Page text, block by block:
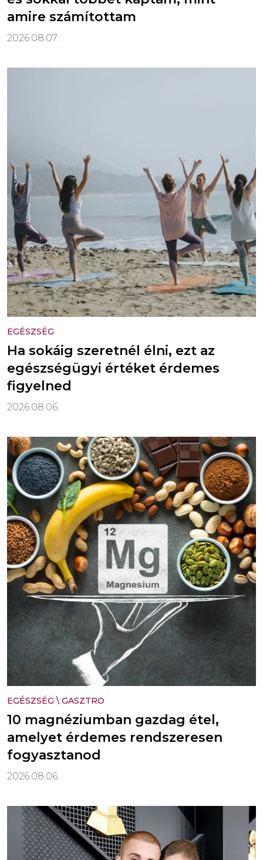
amire számítottam
2026.08.07.
EGÉSZSÉG
Ha sokáig szeretnél élni, ezt az
egészségügyi értéket érdemes
figyelned
2026.08.06.
EGÉSZSÉG \ GASZTRO
10 magnéziumban gazdag étel,
amelyet érdemes rendszeresen
fogyasztanod
2026.08.06.